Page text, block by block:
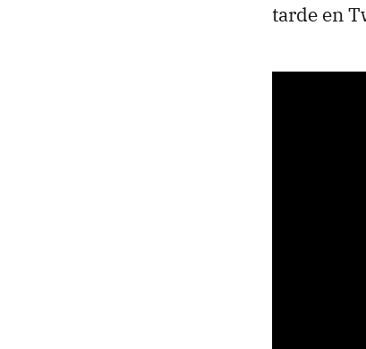
tarde en